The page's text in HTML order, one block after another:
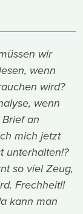
wir
wenn
wird?
wenn
an
mich jetzt
unterhalten!?
so viel Zeug,
Frechheit!!
kann man